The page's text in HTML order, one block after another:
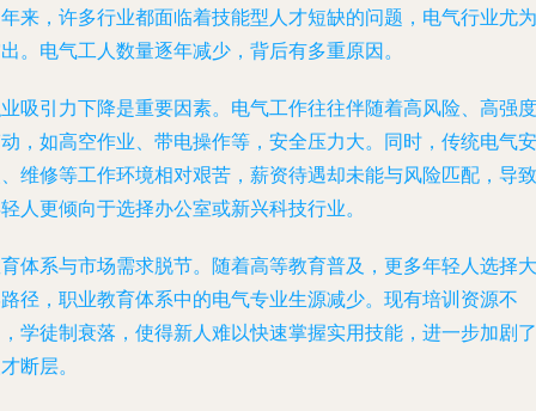
来，许多行业都面临着技能型人才短缺的问题，电气行业尤为
。电气工人数量逐年减少，背后有多重原因。
吸引力下降是重要因素。电气工作往往伴随着高风险、高强度
，如高空作业、带电操作等，安全压力大。同时，传统电气安
维修等工作环境相对艰苦，薪资待遇却未能与风险匹配，导致
人更倾向于选择办公室或新兴科技行业。
体系与市场需求脱节。随着高等教育普及，更多年轻人选择大
径，职业教育体系中的电气专业生源减少。现有培训资源不
学徒制衰落，使得新人难以快速掌握实用技能，进一步加剧了
断层。